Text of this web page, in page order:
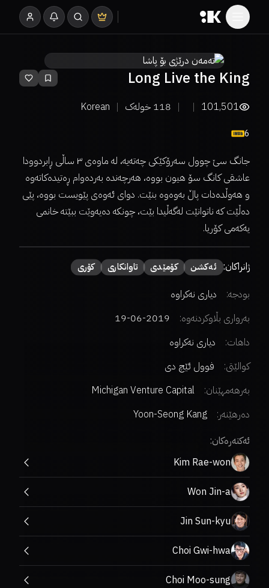
Long Live the King
101,501
118 خولەک Korean
6
جانگ سێ چوول سەرۆکێکی چەتەیە، لە ماوەی ٣ ساڵی ڕابردوودا
عاشقی کانگ سۆ هیون بووە، هەرچەندە بەردەوام ڕەتیدەکاتەوە
و هەوڵدەدات پاڵ بەوەوە بنێت. دوای ئەوەی پێویست بووە، پێی
دەڵێت کە ناتوانێت لەگەڵیدا بێت، چونکە دەیەوێت ببێتە خانمی
یەکەمی کۆریا.
ژانراکان: ئەكشن كۆمێدی تاوانکاری کۆری
بودجە:
دیاری نەکراوە
بەرواری بڵاوکردنەوە:
2019-06-19
داهات:
دیاری نەکراوە
کوالێتی:
فوول ئێچ دی
بەرهەمهێنان:
Michigan Venture Capital
دەرهێنەر:
Yoon-Seong Kang
ئەکتەرەکان:
Kim Rae-won
Won Jin-a
Jin Sun-kyu
Choi Gwi-hwa
Choi Moo-sung